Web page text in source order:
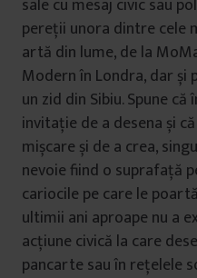
sale cu mesaj civic sau
pereții unora dintre cele
artă din lume, de la
Modern în Londra, dar și
un zid din Sibiu. Spune
invitație de a desena și
mișcare și de a crea,
nevoie fiind o suprafață
cariocile pe care le
ultimii ani aproape nu a
acțiune civică la care
pancarte sau în rețelele